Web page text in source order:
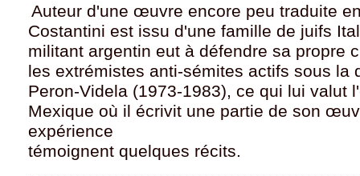
Auteur d'une œuvre encore peu traduite
Costantini est issu d'une famille de juifs
militant argentin eut à défendre sa propre
les extrémistes anti-sémites actifs sous la
Peron-Videla (1973-1983), ce qui lui valut
Mexique où il écrivit une partie de son
expérience
témoignent quelques récits.